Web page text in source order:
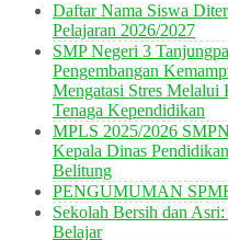
Daftar Nama Siswa
Pelajaran 2026/2027
SMP Negeri 3
Pengembangan
Mengatasi Stres Melalui
Tenaga Kependidikan
MPLS 2025/2026
Kepala Dinas
Belitung
PENGUMUMAN
Sekolah Bersih dan
Belajar